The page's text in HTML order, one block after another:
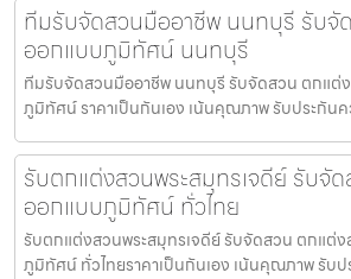
ทีมรับจัดสวนมืออาชีพ นนทบุรี รับจั
ออกแบบภูมิทัศน์ นนทบุรี
ทีมรับจัดสวนมืออาชีพ นนทบุรี รับจัดสวน ตกแต่
ภูมิทัศน์ ราคาเป็นกันเอง เน้นคุณภาพ รับประกัน
รับตกแต่งสวนพระสมุทรเจดีย์ รับจั
ออกแบบภูมิทัศน์ ทั่วไทย
รับตกแต่งสวนพระสมุทรเจดีย์ รับจัดสวน ตกแต่
ภูมิทัศน์ ทั่วไทยราคาเป็นกันเอง เน้นคุณภาพ รับ